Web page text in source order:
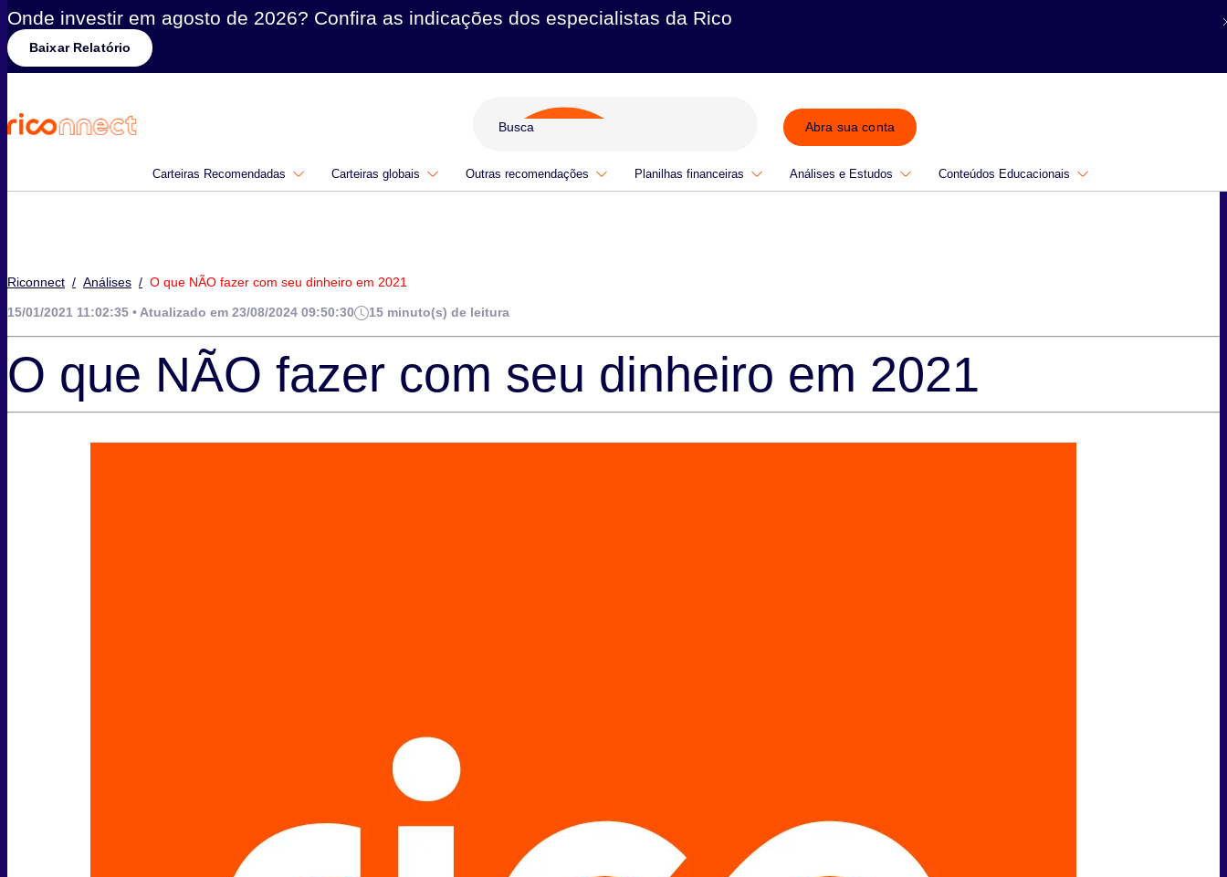
Onde investir em agosto de 2026? Confira as indicações dos especialistas da Rico
Baixar Relatório
Abra sua conta
Carteiras Recomendadas Carteiras globais Outras recomendações Planilhas financeiras Análises e Estudos Conteúdos Educacionais
Riconnect / Análises / O que NÃO fazer com seu dinheiro em 2021
15/01/2021 11:02:35 • Atualizado em 23/08/2024 09:50:30 15 minuto(s) de leitura
O que NÃO fazer com seu dinheiro em 2021